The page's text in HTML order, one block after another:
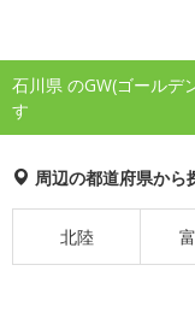
石川県 のGW(ゴールデ
す
周辺の都道府県から
北陸